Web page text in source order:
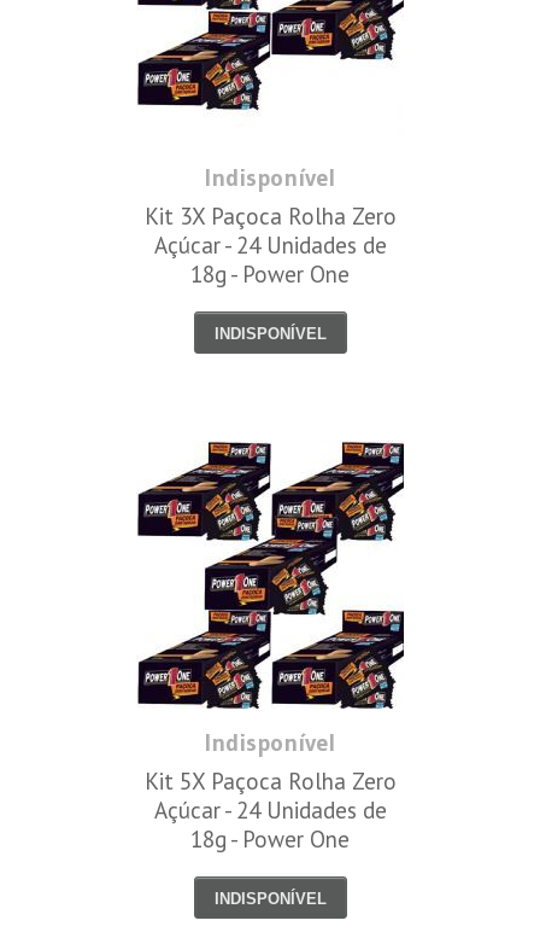
Indisponível
Kit 3X Paçoca Rolha Zero
Açúcar - 24 Unidades de
18g - Power One
INDISPONÍVEL
Indisponível
Kit 5X Paçoca Rolha Zero
Açúcar - 24 Unidades de
18g - Power One
INDISPONÍVEL